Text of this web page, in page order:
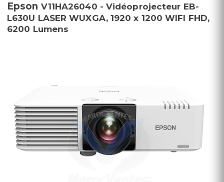
Epson V11HA26040 - Vidéoprojecteur EB-
L630U LASER WUXGA, 1920 x 1200 WIFI FHD,
6200 Lumens